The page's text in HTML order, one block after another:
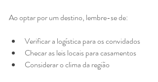
Ao optar por um destino, lembre-se de:
Verificar a logística para os convidados
Checar as leis locais para casamentos
Considerar o clima da região